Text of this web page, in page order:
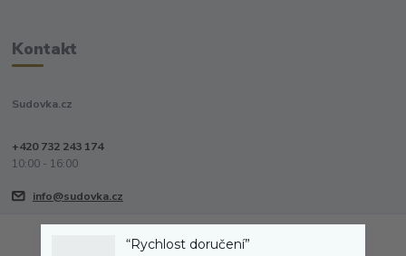
Kontakt
Sudovka.cz
+420 732 243 174
10:00 - 16:00
info@sudovka.cz
“Rychlost doručení”